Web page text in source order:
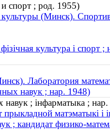
спорт ; род. 1955)
(Минск).
культура і спорт ;
Лаборатория
навук ; нар. 1948)
навук ; інфарматыка ;
прыкладной матэматыкі і
; кандидат физико-